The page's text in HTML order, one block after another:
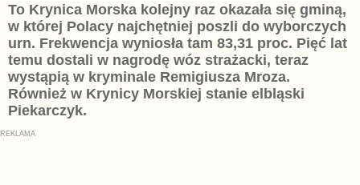
To Krynica Morska kolejny raz okazała się gminą,
w której Polacy najchętniej poszli do wyborczych
urn. Frekwencja wyniosła tam 83,31 proc. Pięć lat
temu dostali w nagrodę wóz strażacki, teraz
wystąpią w kryminale Remigiusza Mroza.
Również w Krynicy Morskiej stanie elbląski
Piekarczyk.